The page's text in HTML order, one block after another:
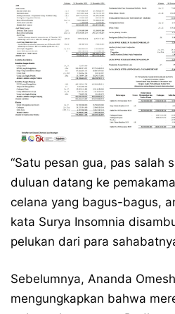
“Satu pesan gua, pas salah
duluan datang ke
celana yang bagus-bagus,
kata Surya Insomnia
pelukan dari para
Sebelumnya, Ananda
mengungkapkan bahwa